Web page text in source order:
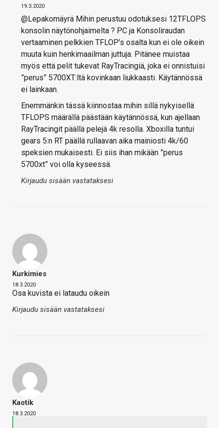
19.3.2020
@Lepakomäyrä Mihin perustuu odotuksesi 12TFLOPS
konsolin näytönohjaimelta ? PC ja Konsoliraudan
vertaaminen pelkkien TFLOP’s osalta kun ei ole oikein
muuta kuin henkimaailman juttuja. Pitänee muistaa
myös että pelit tukevat RayTracingiä, joka ei onnistuisi
”perus” 5700XT:ltä kovinkaan liukkaasti. Käytännössä
ei lainkaan.
Enemmänkin tässä kiinnostaa mihin sillä nykyisellä
TFLOPS määrällä päästään käytännössä, kun ajellaan
RayTracingit päällä pelejä 4k resolla. Xboxilla tuntui
gears 5:n RT päällä rullaavan aika mainiosti 4k/60
speksien mukaisesti. Ei siis ihan mikään ”perus
5700xt” voi olla kyseessä.
Kirjaudu sisään vastataksesi
Kurkimies
18.3.2020
Osa kuvista ei lataudu oikein
Kirjaudu sisään vastataksesi
Kaotik
18.3.2020